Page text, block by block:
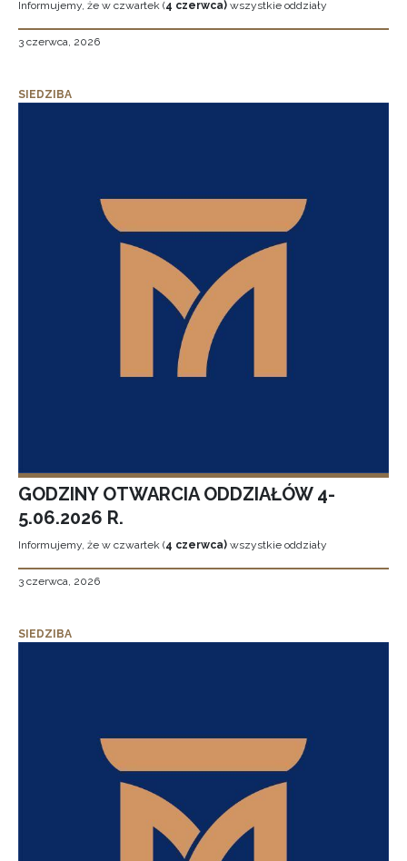
Informujemy, że w czwartek (4 czerwca) wszystkie oddziały
3 czerwca, 2026
SIEDZIBA
GODZINY OTWARCIA ODDZIAŁÓW 4-
5.06.2026 R.
Informujemy, że w czwartek (4 czerwca) wszystkie oddziały
3 czerwca, 2026
SIEDZIBA